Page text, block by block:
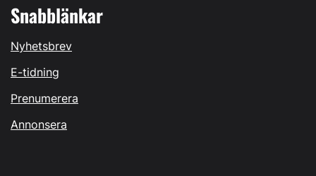
Snabblänkar
Nyhetsbrev
E-tidning
Prenumerera
Annonsera